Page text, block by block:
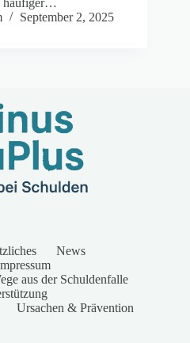
häufiger…
September 2, 2025
News
aus der Schuldenfalle
Ursachen & Prävention